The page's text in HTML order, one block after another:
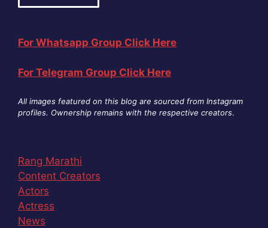
For Whatsapp Group Click Here
For Telegram Group Click Here
All images featured on this blog are sourced from Instagram
profiles. Ownership remains with the respective creators.
Rang Marathi
Content Creators
Actors
Actress
News